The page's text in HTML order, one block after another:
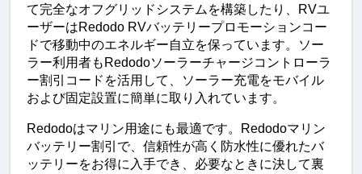
て完全なオフグリッドシステムを構築したり、RVユ
ーザーはRedodo RVバッテリープロモーションコー
ドで移動中のエネルギー自立を保っています。ソー
ラー利用者もRedodoソーラーチャージコントローラ
ー割引コードを活用して、ソーラー充電をモバイル
および固定設置に簡単に取り入れています。
Redodoはマリン用途にも最適です。Redodoマリン
バッテリー割引で、信頼性が高く防水性に優れたバ
ッテリーをお得に入手でき、必要なときに決して裏